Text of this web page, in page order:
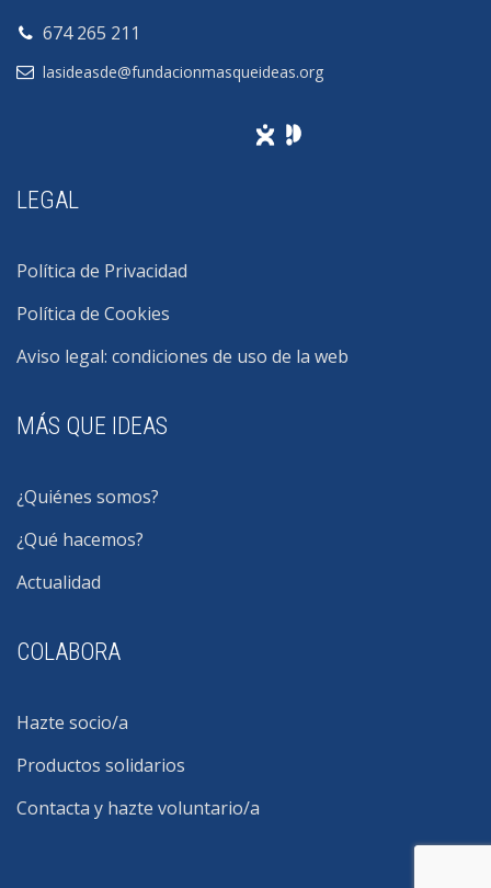
674 265 211
lasideasde@fundacionmasqueideas.org
LEGAL
Política de Privacidad
Política de Cookies
Aviso legal: condiciones de uso de la web
MÁS QUE IDEAS
¿Quiénes somos?
¿Qué hacemos?
Actualidad
COLABORA
Hazte socio/a
Productos solidarios
Contacta y hazte voluntario/a